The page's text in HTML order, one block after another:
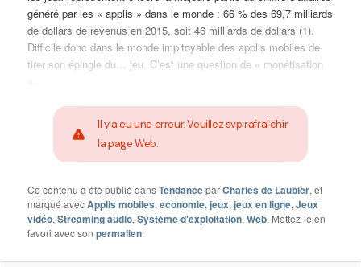
généré par les « applis » dans le monde : 66 % des 69,7 milliards
de dollars de revenus en 2015, soit 46 milliards de dollars (1).
Difficile donc dans le monde impitoyable des applis mobiles de
tirer son épingle du… jeu. C’est une question de « monétisation
Il y a eu une erreur. Veuillez svp rafraîchir
la page Web.
Ce contenu a été publié dansTendanceparCharles de Laubier, et
marqué avecApplis mobiles,economie,jeux,jeux en ligne,Jeux
vidéo,Streaming audio,Système d'exploitation,Web. Mettez-le en
favori avec sonpermalien.